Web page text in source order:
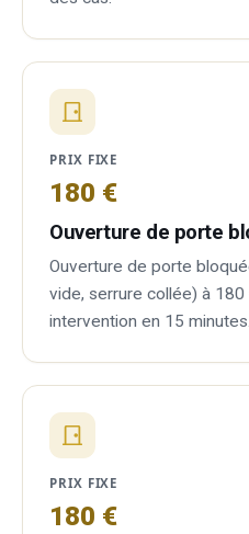
PRIX FIXE
180 €
Ouverture de porte
Ouverture de porte
vide, serrure collée) à 180
intervention en 15 minutes.
PRIX FIXE
180 €